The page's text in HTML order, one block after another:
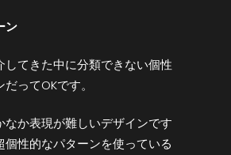
ン
してきた中に分類できない個性
ってOKです。
なか表現が難しいデザインです
個性的なパターンを使っている